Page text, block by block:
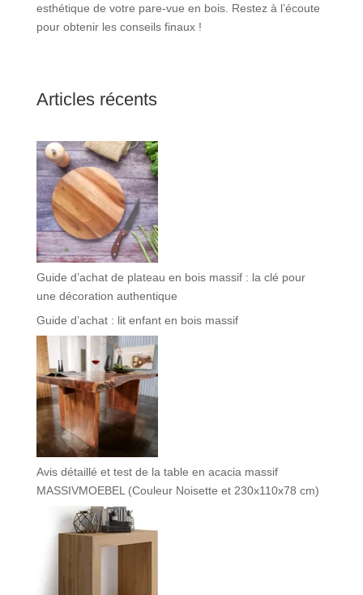
esthétique de votre pare-vue en bois. Restez à l’écoute
pour obtenir les conseils finaux !
Articles récents
Guide d’achat de plateau en bois massif : la clé pour
une décoration authentique
Guide d’achat : lit enfant en bois massif
Avis détaillé et test de la table en acacia massif
MASSIVMOEBEL (Couleur Noisette et 230x110x78 cm)